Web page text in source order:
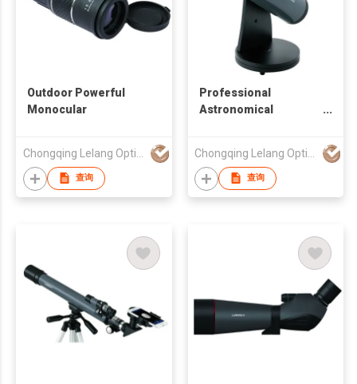
Outdoor Powerful
Monocular
查询
Professional
Astronomical
查询